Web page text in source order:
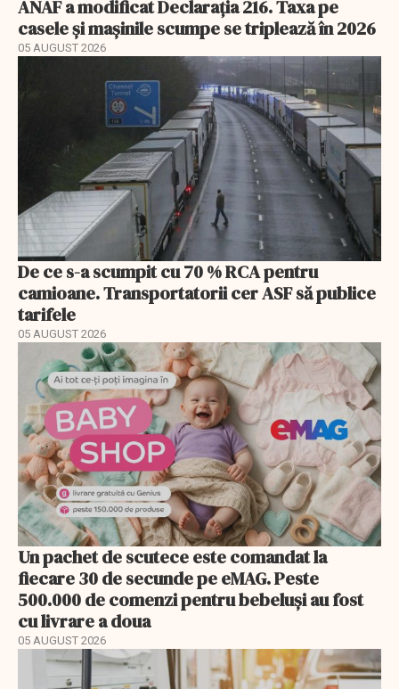
ANAF a modificat Declarația 216. Taxa pe
casele și mașinile scumpe se triplează în 2026
05 AUGUST 2026
De ce s-a scumpit cu 70 % RCA pentru
camioane. Transportatorii cer ASF să publice
tarifele
05 AUGUST 2026
Un pachet de scutece este comandat la
fiecare 30 de secunde pe eMAG. Peste
500.000 de comenzi pentru bebeluși au fost
cu livrare a doua
05 AUGUST 2026